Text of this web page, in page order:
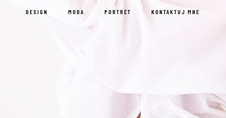
DESIGN MODA PORTRÉT KONTAKTUJ MNE